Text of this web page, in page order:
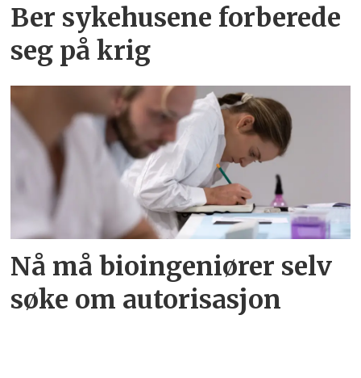
Ber sykehusene forberede
seg på krig
Nå må bioingeniører selv
søke om autorisasjon